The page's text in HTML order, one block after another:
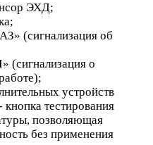
ЭХД;
(сигнализация об
(сигнализация о
устройств
тестирования
позволяющая
без применения